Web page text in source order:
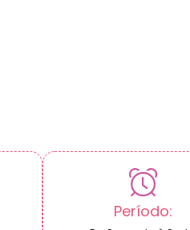
Período: